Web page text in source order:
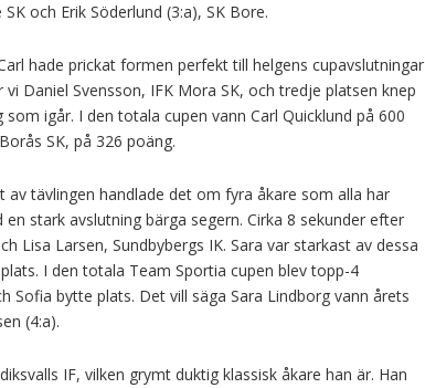
och Erik Söderlund (3:a), SK Bore.
hade prickat formen perfekt till helgens cupavslutningar
Daniel Svensson, IFK Mora SK, och tredje platsen knep
igår. I den totala cupen vann Carl Quicklund på 600
SK, på 326 poäng.
tävlingen handlade det om fyra åkare som alla har
stark avslutning bärga segern. Cirka 8 sekunder efter
Lisa Larsen, Sundbybergs IK. Sara var starkast av dessa
I den totala Team Sportia cupen blev topp-4
Sofia bytte plats. Det vill säga Sara Lindborg vann årets
(4:a).
IF, vilken grymt duktig klassisk åkare han är. Han